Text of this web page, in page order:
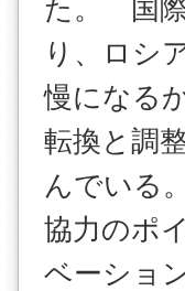
た。 国際
り、ロシ
慢になる
転換と調
んでいる
協力のポ
ベーショ